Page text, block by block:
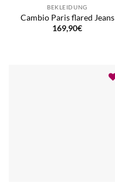
BEKLEIDUNG
Cambio Paris flared Jeans
169,90€